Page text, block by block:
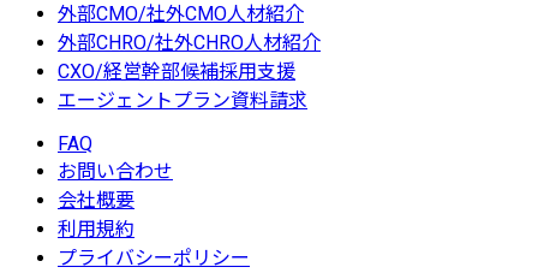
外部CMO/社外CMO人材紹介
外部CHRO/社外CHRO人材紹介
CXO/経営幹部候補採用支援
エージェントプラン資料請求
FAQ
お問い合わせ
会社概要
利用規約
プライバシーポリシー